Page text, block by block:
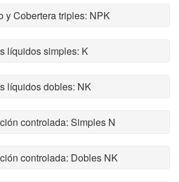
y Cobertera triples: NPK
líquidos simples: K
líquidos dobles: NK
controlada: Simples N
controlada: Dobles NK